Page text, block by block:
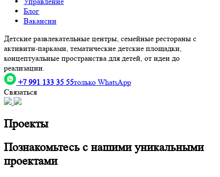
Блог
Вакансии
Детские развлекательные центры, семейные рестораны с
активити-парками, тематические детские площадки,
концептуальные пространства для детей, от идеи до
реализации.
+7 991 133 35 55только WhatsApp
Связаться
Проекты
Познакомьтесь с нашими уникальными
проектами